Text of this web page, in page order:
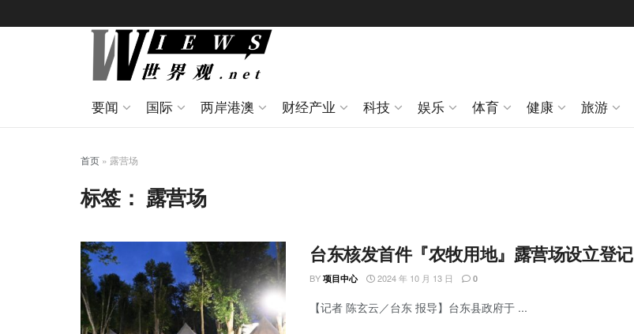
要闻 国际 两岸港澳 财经产业 科技 娱乐 体育 健康 旅游
首页 » 露营场
标签： 露营场
台东核发首件『农牧用地』露营场设立登记
BY 项目中心 2024 年 10 月 13 日 0
【记者 陈玄云／台东 报导】台东县政府于 ...